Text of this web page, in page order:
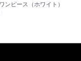
ンピース（ホワイト）